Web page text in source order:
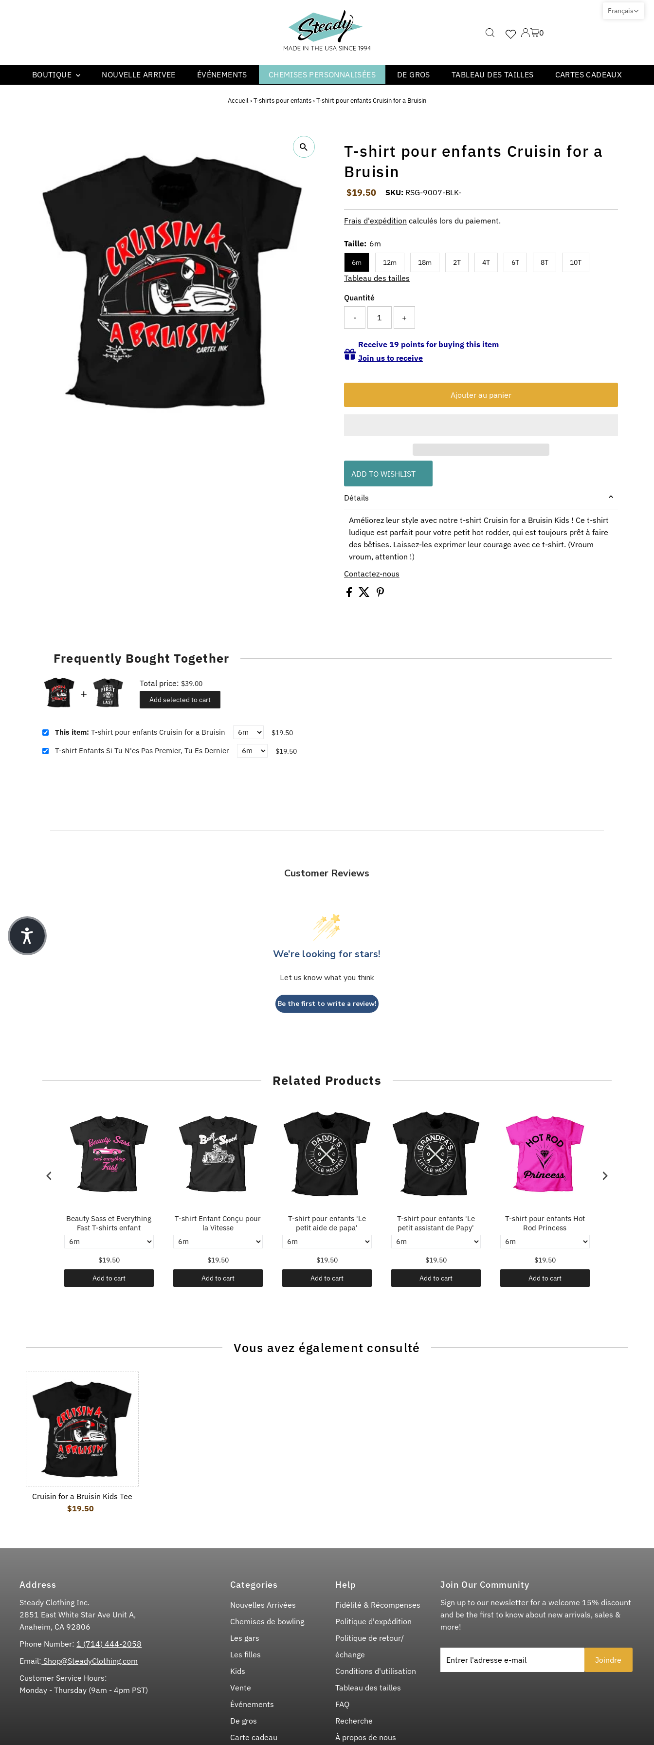
0
BOUTIQUE NOUVELLE ARRIVEE ÉVÉNEMENTS CHEMISES PERSONNALISÉES DE GROS TABLEAU DES TAILLES CARTES CADEAUX
Accueil›T-shirts pour enfants›T-shirt pour enfants Cruisin for a Bruisin
T-shirt pour enfants Cruisin for a
Bruisin
Prix ordinaire
$19.50 SKU: RSG-9007-BLK-
Frais d'expédition calculés lors du paiement.
Taille: 6m
6m 12m 18m 2T 4T 6T 8T 10T
Tableau des tailles
Quantité
- +
Receive 19 points for buying this item
Join us to receive
ADD TO WISHLIST
Détails
Améliorez leur style avec notre t-shirt Cruisin for a Bruisin Kids ! Ce t-shirt
ludique est parfait pour votre petit hot rodder, qui est toujours prêt à faire
des bêtises. Laissez-les exprimer leur courage avec ce t-shirt. (Vroum
vroum, attention !)
Contactez-nous
Frequently Bought Together
Total price: $39.00
Add selected to cart
This item: T-shirt pour enfants Cruisin for a Bruisin $19.50
T-shirt Enfants Si Tu N'es Pas Premier, Tu Es Dernier $19.50
Customer Reviews
We’re looking for stars!
Let us know what you think
Be the first to write a review!
Related Products
Beauty Sass et Everything
Fast T-shirts enfant
$19.50
Add to cart
T-shirt Enfant Conçu pour
la Vitesse
$19.50
Add to cart
T-shirt pour enfants 'Le
petit aide de papa'
$19.50
Add to cart
T-shirt pour enfants 'Le
petit assistant de Papy'
$19.50
Add to cart
T-shirt pour enfants Hot
Rod Princess
$19.50
Add to cart
Vous avez également consulté
Cruisin for a Bruisin Kids Tee
Regular Price
$19.50
Address
Steady Clothing Inc.
2851 East White Star Ave Unit A,
Anaheim, CA 92806
Phone Number: 1 (714) 444-2058
Email: Shop@SteadyClothing.com
Customer Service Hours:
Monday - Thursday (9am - 4pm PST)
Categories
Nouvelles Arrivées
Chemises de bowling
Les gars
Les filles
Kids
Vente
Événements
De gros
Carte cadeau
Help
Fidélité & Récompenses
Politique d'expédition
Politique de retour/
échange
Conditions d'utilisation
Tableau des tailles
FAQ
Recherche
À propos de nous
Join Our Community
Sign up to our newsletter for a welcome 15% discount
and be the first to know about new arrivals, sales &
more!
Français